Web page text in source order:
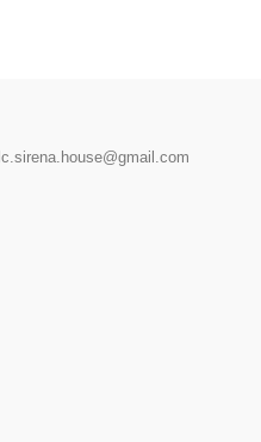
llc.sirena.house@gmail.com